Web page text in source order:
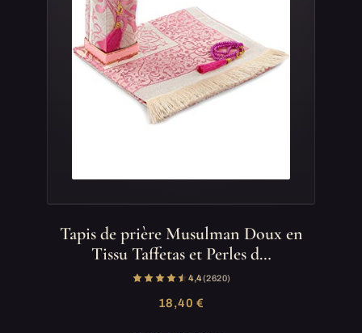
Tapis de prière Musulman Doux en
Tissu Taffetas et Perles d…
4,4(2 620)
18,40 €